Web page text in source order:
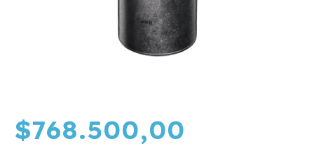
$768.500,00